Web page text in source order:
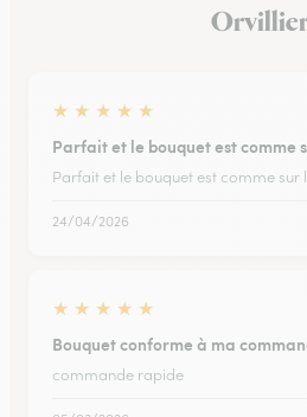
★ ★ ★ ★ ★
Parfait et le bouquet est comme
Parfait et le bouquet est comme sur
24/04/2026
★ ★ ★ ★ ★
Bouquet conforme à ma
commande rapide